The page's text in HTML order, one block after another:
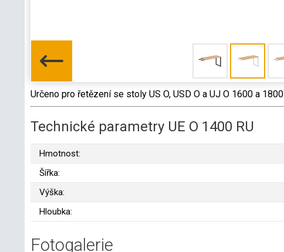
Určeno pro řetězení se stoly US O, USD O a UJ O 1600 a 1800
Technické parametry UE O 1400 RU
Hmotnost:
Šířka:
Výška:
Hloubka:
Fotogalerie